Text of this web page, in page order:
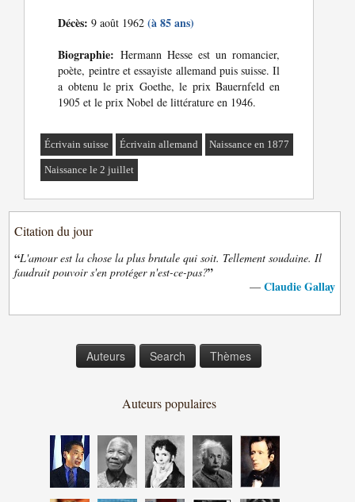
Décès: 9 août 1962(à 85 ans)
Biographie: Hermann Hesse est un romancier,
poète, peintre et essayiste allemand puis suisse. Il
a obtenu le prix Goethe, le prix Bauernfeld en
1905 et le prix Nobel de littérature en 1946.
Écrivain suisse Écrivain allemand Naissance en 1877
Naissance le 2 juillet
Citation du jour
“L'amour est la chose la plus brutale qui soit. Tellement soudaine. Il
faudrait pouvoir s'en protéger n'est-ce-pas?”
— Claudie Gallay
Auteurs Search Thèmes
Auteurs populaires